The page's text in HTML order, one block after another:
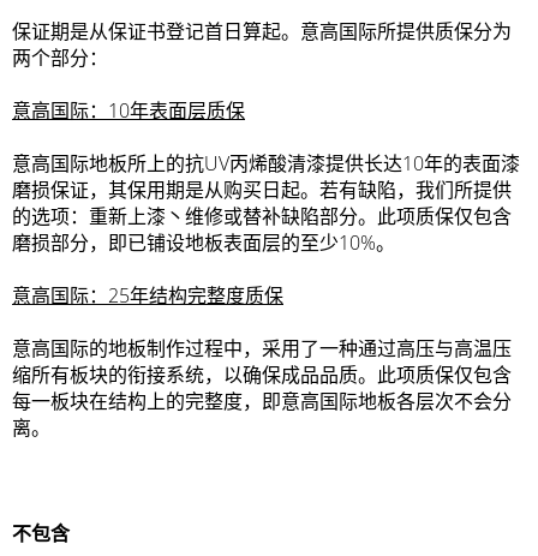
保证期是从保证书登记首日算起。意高国际所提供质保分为
两个部分：
意高国际： 10年表面层质保
意高国际地板所上的抗UV丙烯酸清漆提供长达10年的表面漆
磨损保证，其保用期是从购买日起。若有缺陷，我们所提供
的选项：重新上漆丶维修或替补缺陷部分。此项质保仅包含
磨损部分，即已铺设地板表面层的至少10%。
意高国际： 25年结构完整度质保
意高国际的地板制作过程中，采用了一种通过高压与高温压
缩所有板块的衔接系统，以确保成品品质。此项质保仅包含
每一板块在结构上的完整度，即意高国际地板各层次不会分
离。
不包含